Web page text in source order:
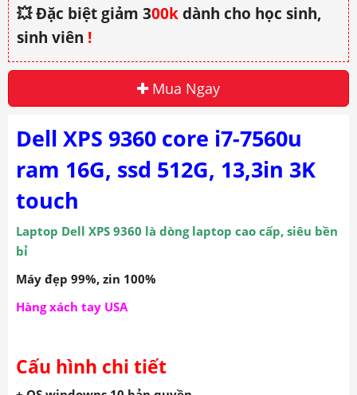
💥 Đặc biệt giảm 300kdành cho học sinh,
sinh viên !
Mua Ngay
Dell XPS 9360 core i7-7560u
ram 16G, ssd 512G, 13,3in 3K
touch
Laptop Dell XPS 9360 là dòng laptop cao cấp, siêu bền
bỉ
Máy đẹp 99%, zin 100%
Hàng xách tay USA
Cấu hình chi tiết